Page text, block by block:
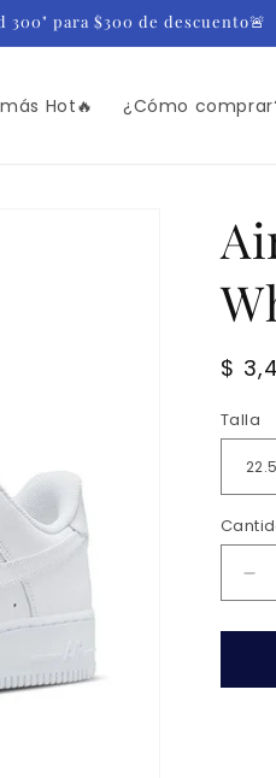
300" para $300 de descuento🚨
Hot🔥 ¿Cómo
$
Talla